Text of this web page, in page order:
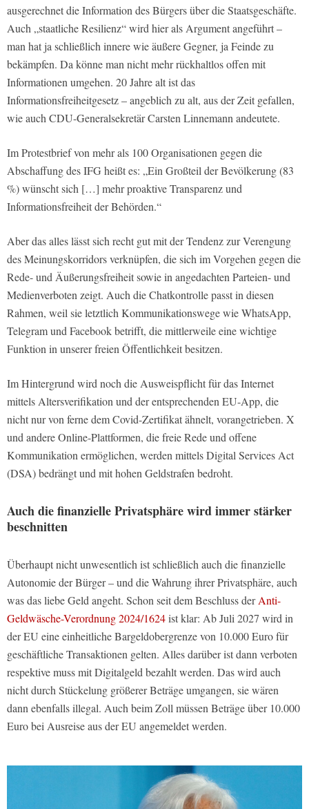
ausgerechnet die Information des Bürgers über die Staatsgeschäfte.
Auch „staatliche Resilienz“ wird hier als Argument angeführt –
man hat ja schließlich innere wie äußere Gegner, ja Feinde zu
bekämpfen. Da könne man nicht mehr rückhaltlos offen mit
Informationen umgehen. 20 Jahre alt ist das
Informationsfreiheitgesetz – angeblich zu alt, aus der Zeit gefallen,
wie auch CDU-Generalsekretär Carsten Linnemann andeutete.
Im Protestbrief von mehr als 100 Organisationen gegen die
Abschaffung des IFG heißt es: „Ein Großteil der Bevölkerung (83
%) wünscht sich […] mehr proaktive Transparenz und
Informationsfreiheit der Behörden.“
Aber das alles lässt sich recht gut mit der Tendenz zur Verengung
des Meinungskorridors verknüpfen, die sich im Vorgehen gegen die
Rede- und Äußerungsfreiheit sowie in angedachten Parteien- und
Medienverboten zeigt. Auch die Chatkontrolle passt in diesen
Rahmen, weil sie letztlich Kommunikationswege wie WhatsApp,
Telegram und Facebook betrifft, die mittlerweile eine wichtige
Funktion in unserer freien Öffentlichkeit besitzen.
Im Hintergrund wird noch die Ausweispflicht für das Internet
mittels Altersverifikation und der entsprechenden EU-App, die
nicht nur von ferne dem Covid-Zertifikat ähnelt, vorangetrieben. X
und andere Online-Plattformen, die freie Rede und offene
Kommunikation ermöglichen, werden mittels Digital Services Act
(DSA) bedrängt und mit hohen Geldstrafen bedroht.
Auch die finanzielle Privatsphäre wird immer stärker
beschnitten
Überhaupt nicht unwesentlich ist schließlich auch die finanzielle
Autonomie der Bürger – und die Wahrung ihrer Privatsphäre, auch
was das liebe Geld angeht. Schon seit dem Beschluss derAnti-
Geldwäsche-Verordnung 2024/1624ist klar: Ab Juli 2027 wird in
der EU eine einheitliche Bargeldobergrenze von 10.000 Euro für
geschäftliche Transaktionen gelten. Alles darüber ist dann verboten
respektive muss mit Digitalgeld bezahlt werden. Das wird auch
nicht durch Stückelung größerer Beträge umgangen, sie wären
dann ebenfalls illegal. Auch beim Zoll müssen Beträge über 10.000
Euro bei Ausreise aus der EU angemeldet werden.